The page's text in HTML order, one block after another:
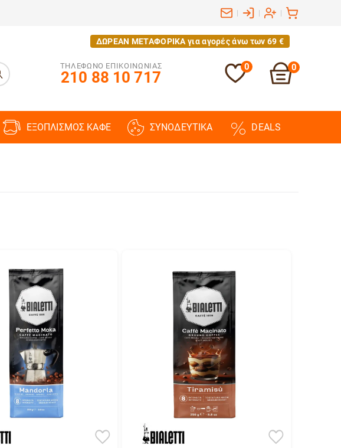
ΔΩΡΕΑΝ ΜΕΤΑΦΟΡΙΚΑ για αγορές άνω των 69 €
ΤΗΛΕΦΩΝΟ ΕΠΙΚΟΙΝΩΝΙΑΣ
210 88 10 717
0 0
ΕΞΟΠΛΙΣΜΟΣ ΚΑΦΕ ΣΥΝΟΔΕΥΤΙΚΑ DEALS